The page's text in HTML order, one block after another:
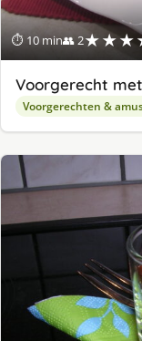
⏱ 10 min👥 2
Voorgerecht
Voorgerechten &